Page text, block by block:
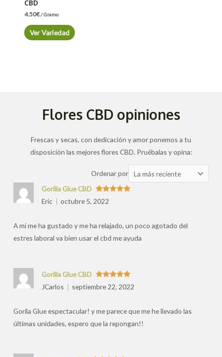
CBD
4.50€/ Gramo
Ver Variedad
Flores CBD opiniones
Frescas y secas, con dedicación y amor ponemos a tu
disposición las mejores flores CBD. Pruébalas y opina:
Ordenar por Ordenar
las
Valorado
con
Gorilla Glue CBD
Eric
octubre 5, 2022
A mi me ha gustado y me ha relajado, un poco agotado del
estres laboral va bien usar el cbd me ayuda
Valorado
con5de 5
Gorilla Glue CBD
JCarlos
septiembre 22, 2022
Gorila Glue espectacular! y me parece que me he llevado las
últimas unidades, espero que la repongan!!